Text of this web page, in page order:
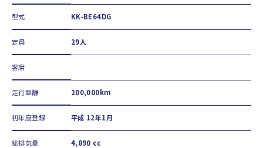
型式 KK-BE64DG
定員 29人
客席
走行距離 200,000km
初年度登録 平成 12年1月
総排気量 4,890 cc